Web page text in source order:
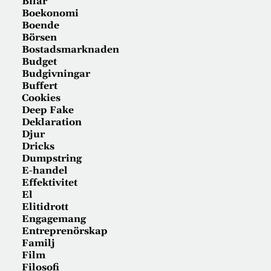
Boekonomi
Boende
Börsen
Bostadsmarknaden
Budget
Budgivningar
Buffert
Cookies
Deep Fake
Deklaration
Djur
Dricks
Dumpstring
E-handel
Effektivitet
El
Elitidrott
Engagemang
Entreprenörskap
Familj
Film
Filosofi